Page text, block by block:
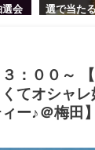
会
た
ー
選で当た
女性の既
ー♪＠池袋
：００～
てオシャ
ー♪＠梅田】